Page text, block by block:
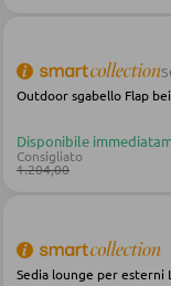
Sedie
Set con
Disponibile
Consigliato
1.204,00